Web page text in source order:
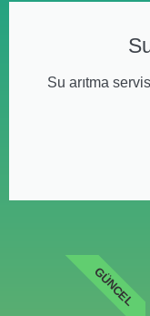
Su arıtma
GÜNCEL